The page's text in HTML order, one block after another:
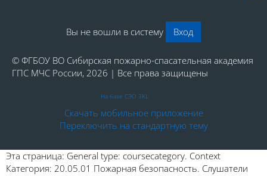
Вы не вошли в систему Вход
© ФГБОУ ВО Сибирская пожарно-спасательная академия
ГПС МЧС России, 2026 | Все права защищены
На базе СЭО 3KL
Скачать мобильное приложение
Переключить на стандартную тему
Эта страница: General type: coursecategory. Context
Категория: 20.05.01 Пожарная безопасность. Слушатели